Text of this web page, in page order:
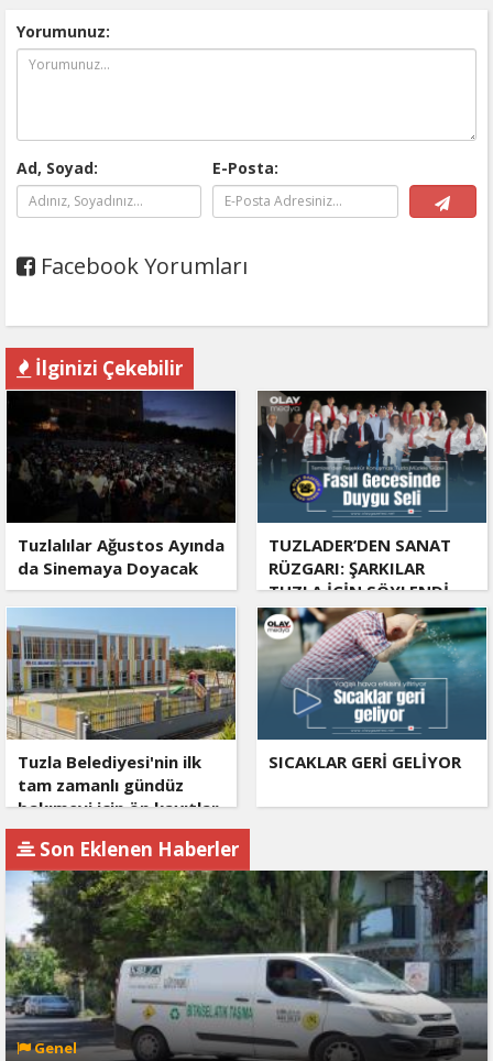
Yorumunuz:
Ad, Soyad: E-Posta:
Facebook Yorumları
İlginizi Çekebilir
Tuzlalılar Ağustos Ayında
da Sinemaya Doyacak
TUZLADER’DEN SANAT
RÜZGARI: ŞARKILAR
TUZLA İÇİN SÖYLENDİ
Tuzla Belediyesi'nin ilk
tam zamanlı gündüz
bakımevi için ön kayıtlar
başlıyor
SICAKLAR GERİ GELİYOR
Son Eklenen Haberler
Genel